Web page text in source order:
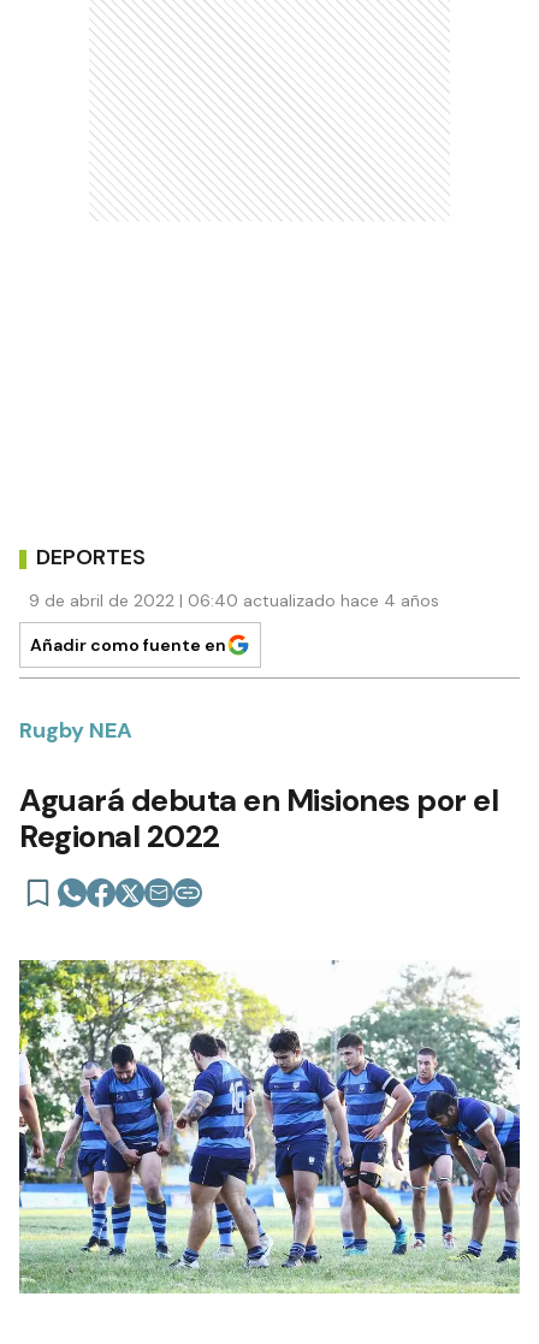
DEPORTES
9 de abril de 2022 | 06:40 actualizado hace 4 años
Añadir como fuente en
Rugby NEA
Aguará debuta en Misiones por el
Regional 2022